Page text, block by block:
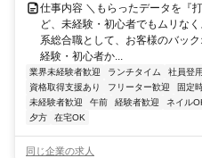
仕事内容 ＼もらったデータを『
ど、未経験・初心者でもムリな
系総合職として、お客様のバッ
経験・初心者か...
業界未経験者歓迎 ランチタイム 社員登
資格取得支援あり
フリーター歓迎 固定
未経験者歓迎
午前 経験者歓迎 ネイル
夕方
在宅OK
同じ企業の求人